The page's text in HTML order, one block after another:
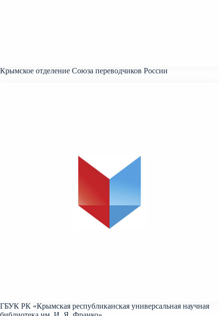
Крымское отделение Союза переводчиков России
ГБУК РК «Крымская республиканская универсальная научная